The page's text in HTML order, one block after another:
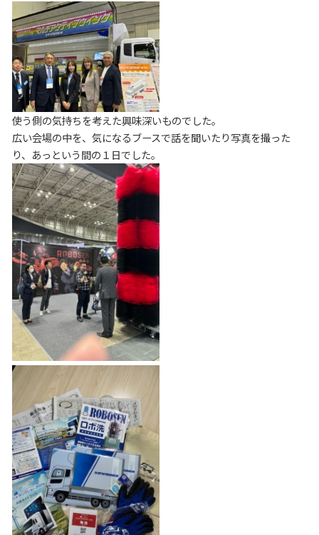
使う側の気持ちを考えた興味深いものでした。
広い会場の中を、気になるブースで話を聞いたり写真を撮った
り、あっという間の１日でした。